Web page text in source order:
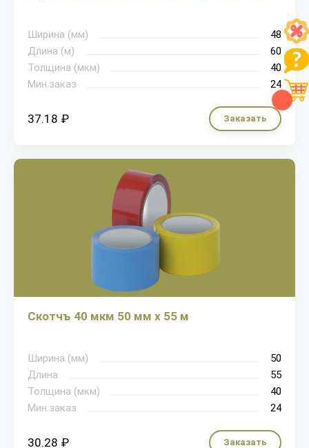
Ширина (мм)
48
Длина (м)
60
Толщина (мкм)
40
Мин.заказ
24
37.18 ₽ Заказать
Скотчъ 40 мкм 50 мм х 55 м
Ширина (мм)
50
Длина
55
Толщина (мкм)
40
Мин.заказ
24
30.28 ₽ Заказать